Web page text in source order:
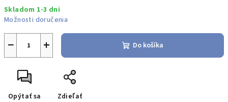
cena:
Skladom 1-3 dni
Možnosti doručenia
+
− Do košíka
Opýtať sa Zdieľať